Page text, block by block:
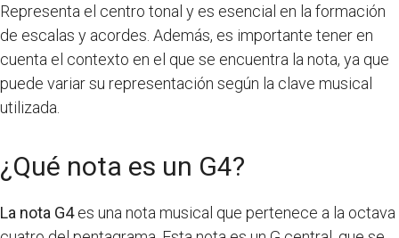
Representa el centro tonal y es esencial en la formación
de escalas y acordes. Además, es importante tener en
cuenta el contexto en el que se encuentra la nota, ya que
puede variar su representación según la clave musical
utilizada.
¿Qué nota es un G4?
La nota G4es una nota musical que pertenece a la octava